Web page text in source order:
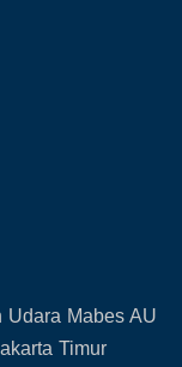
Udara Mabes AU
Timur